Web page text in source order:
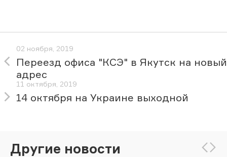
02 ноября, 2019
Переезд офиса "КСЭ" в Якутск на новый
адрес
11 октября, 2019
14 октября на Украине выходной
Другие новости